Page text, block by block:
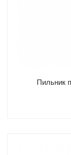
Пильник